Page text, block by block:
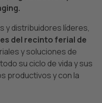
y distribuidores líderes,
del recinto ferial de
y soluciones de
su ciclo de vida y sus
productivos y con la